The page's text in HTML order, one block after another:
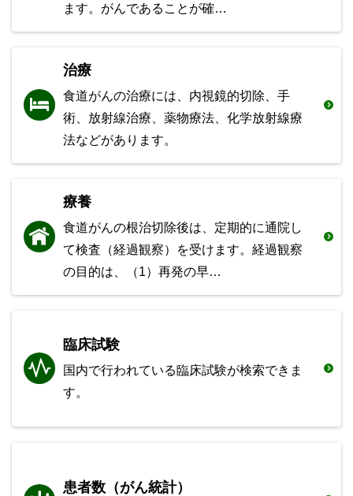
ます。がんであることが確…
治療
食道がんの治療には、内視鏡的切除、手
術、放射線治療、薬物療法、化学放射線療
法などがあります。
療養
食道がんの根治切除後は、定期的に通院し
て検査（経過観察）を受けます。経過観察
の目的は、（1）再発の早…
臨床試験
国内で行われている臨床試験が検索できま
す。
患者数（がん統計）